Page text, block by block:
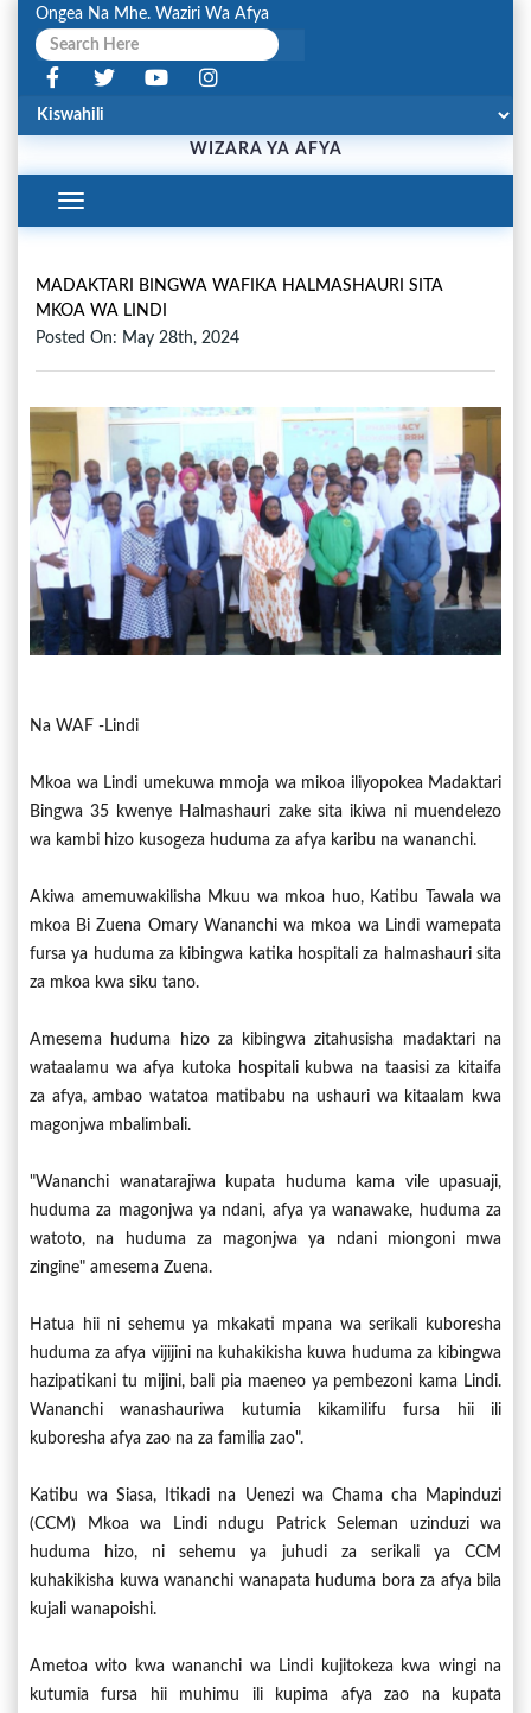
Ongea Na Mhe. Waziri Wa Afya
WIZARA YA AFYA
Toggle
Navigation
MADAKTARI BINGWA WAFIKA HALMASHAURI SITA
MKOA WA LINDI
Posted On: May 28th, 2024
Na WAF -Lindi
Mkoa wa Lindi umekuwa mmoja wa mikoa iliyopokea Madaktari
Bingwa 35 kwenye Halmashauri zake sita ikiwa ni muendelezo
wa kambi hizo kusogeza huduma za afya karibu na wananchi.
Akiwa amemuwakilisha Mkuu wa mkoa huo, Katibu Tawala wa
mkoa Bi Zuena Omary Wananchi wa mkoa wa Lindi wamepata
fursa ya huduma za kibingwa katika hospitali za halmashauri sita
za mkoa kwa siku tano.
Amesema huduma hizo za kibingwa zitahusisha madaktari na
wataalamu wa afya kutoka hospitali kubwa na taasisi za kitaifa
za afya, ambao watatoa matibabu na ushauri wa kitaalam kwa
magonjwa mbalimbali.
"Wananchi wanatarajiwa kupata huduma kama vile upasuaji,
huduma za magonjwa ya ndani, afya ya wanawake, huduma za
watoto, na huduma za magonjwa ya ndani miongoni mwa
zingine" amesema Zuena.
Hatua hii ni sehemu ya mkakati mpana wa serikali kuboresha
huduma za afya vijijini na kuhakikisha kuwa huduma za kibingwa
hazipatikani tu mijini, bali pia maeneo ya pembezoni kama Lindi.
Wananchi wanashauriwa kutumia kikamilifu fursa hii ili
kuboresha afya zao na za familia zao".
Katibu wa Siasa, Itikadi na Uenezi wa Chama cha Mapinduzi
(CCM) Mkoa wa Lindi ndugu Patrick Seleman uzinduzi wa
huduma hizo, ni sehemu ya juhudi za serikali ya CCM
kuhakikisha kuwa wananchi wanapata huduma bora za afya bila
kujali wanapoishi.
Ametoa wito kwa wananchi wa Lindi kujitokeza kwa wingi na
kutumia fursa hii muhimu ili kupima afya zao na kupata